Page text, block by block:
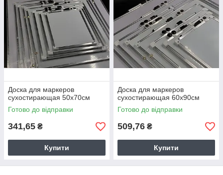
Доска для маркеров
сухостирающая 50х70см
Готово до відправки
341,65 ₴
Купити
Доска для маркеров
сухостирающая 60х90см
Готово до відправки
509,76 ₴
Купити